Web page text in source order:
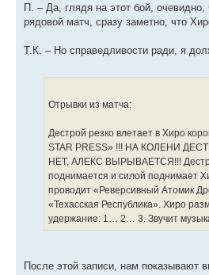
П. – Да, глядя на этот бой,
рядовой матч, сразу заметно, что
Т.К. – Но справедливости ради, я
Отрывки из матча:
Дестрой резко влетает в Хиро
STAR PRESS» !!! НА КОЛЕНИ
НЕТ, АЛЕКС ВЫРЫВАЕТСЯ!!!
поднимается и силой поднимает
проводит «Реверсивный Атомик
«Техасская Республика». Хиро
удержание: 1… 2… 3. Звучит
После этой записи, нам показывают